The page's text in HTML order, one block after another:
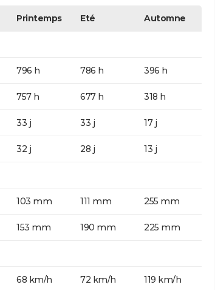
Printemps Eté Automne
796 h 786 h 396 h
757 h 677 h 318 h
33 j 33 j 17 j
32 j 28 j 13 j
103 mm 111 mm 255 mm
153 mm 190 mm 225 mm
68 km/h 72 km/h 119 km/h